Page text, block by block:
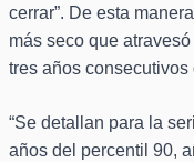
cerrar”. De esta
más seco que
tres años
“Se detallan para la
años del percentil 90,